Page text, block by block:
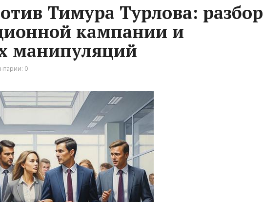
Тимура Турлова: разбор
кампании и
манипуляций
0